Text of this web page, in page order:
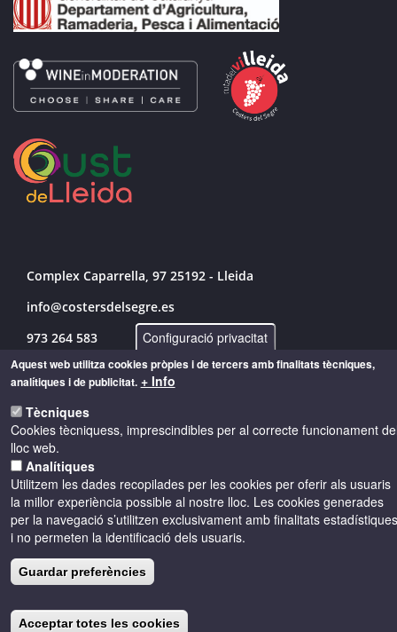
Complex Caparrella, 97 25192 - Lleida
info@costersdelsegre.es
973 264 583
© Copyright 2026 - Drets reservats
Accessibilitat
Política de privacitat
Configuració privacitat
Aquest web utilitza cookies pròpies i de tercers amb finalitats tècniques,
analítiques i de publicitat. + Info
Tècniques
Cookies tècniquess, imprescindibles per al correcte funcionament
lloc web.
Analítiques
Utilitzem les dades recopilades per les cookies per oferir als usuaris
la millor experiència possible al nostre lloc. Les cookies generades
per la navegació s’utilitzen exclusivament amb finalitats estadístiques
i no permeten la identificació dels usuaris.
Guardar preferències
Acceptar totes les cookies